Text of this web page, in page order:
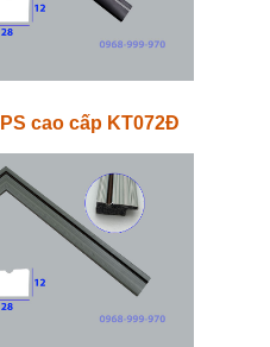
cao cấp KT072Đ